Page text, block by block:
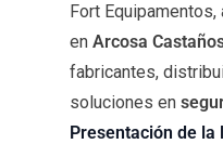
Fort
en Arcosa
fabricantes,
soluciones en
Presentación de la